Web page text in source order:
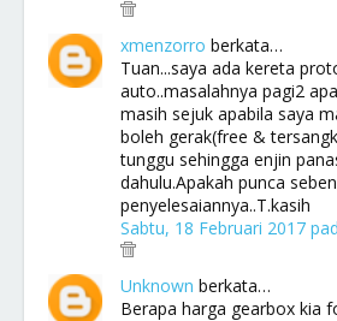
xmenzorro berkata…
Tuan...saya ada kereta
auto..masalahnya pagi2
masih sejuk apabila saya
boleh gerak(free &
tunggu sehingga enjin
dahulu.Apakah punca
penyelesaiannya..T.kasih
Sabtu, 18 Februari 2017
Unknown berkata…
Berapa harga gearbox kia